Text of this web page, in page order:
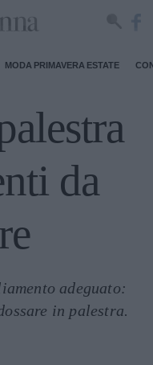
MODA PRIMAVERA ESTATE
da
adeguato:
in palestra.